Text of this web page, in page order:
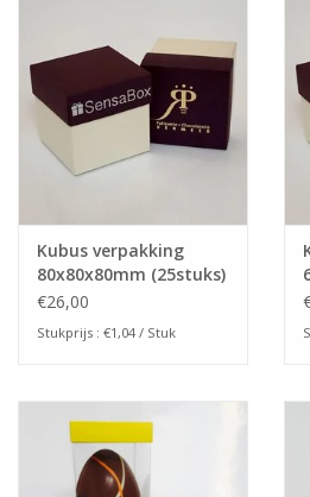
Kubus verpakking
80x80x80mm (25stuks)
€26,00
Stukprijs : €1,04 / Stuk